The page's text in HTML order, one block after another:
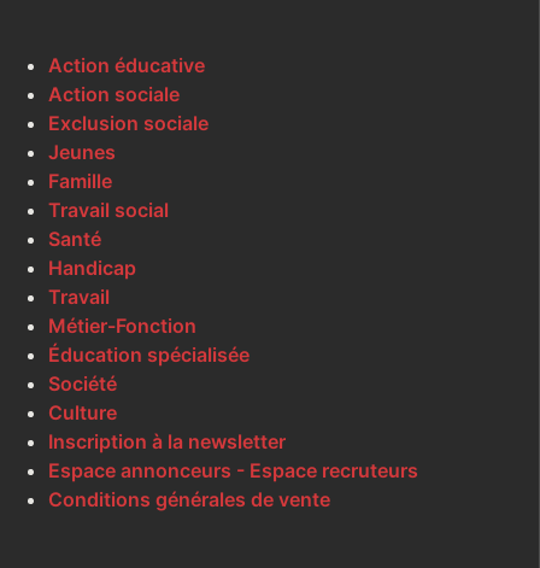
Action éducative
Action sociale
Exclusion sociale
Jeunes
Famille
Travail social
Santé
Handicap
Travail
Métier-Fonction
Éducation spécialisée
Société
Culture
Inscription à la newsletter
Espace annonceurs - Espace recruteurs
Conditions générales de vente